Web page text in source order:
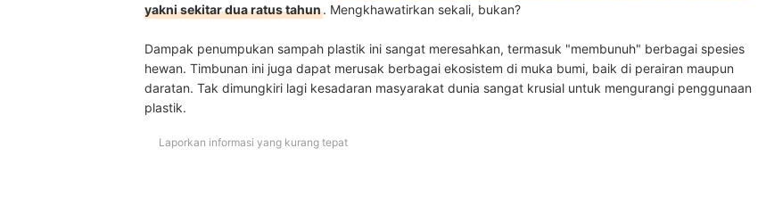
yakni sekitar dua ratus tahun. Mengkhawatirkan sekali, bukan?
Dampak penumpukan sampah plastik ini sangat meresahkan, termasuk "membunuh" berbagai spesies
hewan. Timbunan ini juga dapat merusak berbagai ekosistem di muka bumi, baik di perairan maupun
daratan. Tak dimungkiri lagi kesadaran masyarakat dunia sangat krusial untuk mengurangi penggunaan
plastik.
Laporkan informasi yang kurang tepat